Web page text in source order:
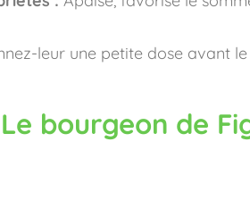
leur une petite dose avant
bourgeon de